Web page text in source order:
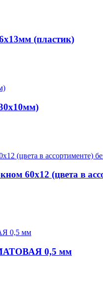
(пластик)
60х12 (цвета в
0,5 мм